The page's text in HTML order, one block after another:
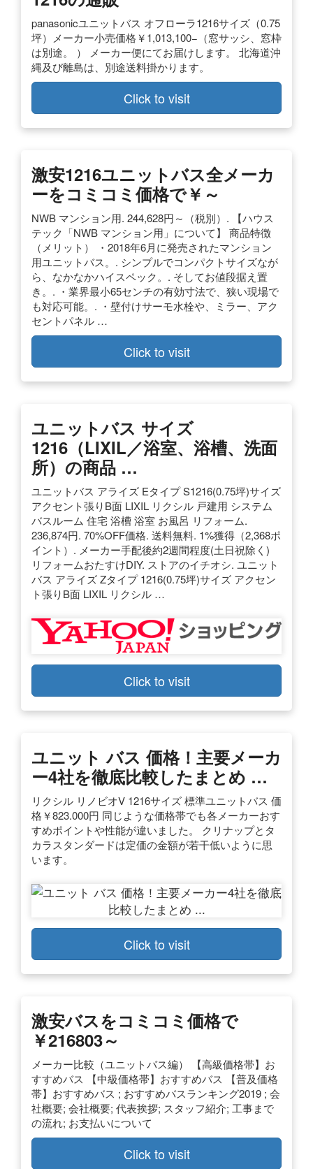
panasonicユニットバス オフローラ1216サイズ（0.75
坪）メーカー小売価格￥1,013,100−（窓サッシ、窓枠
は別途。 ） メーカー便にてお届けします。 北海道沖
縄及び離島は、別途送料掛かります。
Click to visit
激安1216ユニットバス全メーカ
ーをコミコミ価格で￥～
NWB マンション用. 244,628円～（税別）. 【ハウス
テック「NWB マンション用」について】 商品特徴
（メリット） ・2018年6月に発売されたマンション
用ユニットバス。. シンプルでコンパクトサイズなが
ら、なかなかハイスペック。. そしてお値段据え置
き。. ・業界最小65センチの有効寸法で、狭い現場で
も対応可能。. ・壁付けサーモ水栓や、ミラー、アク
セントパネル …
Click to visit
ユニットバス サイズ
1216（LIXIL／浴室、浴槽、洗面
所）の商品 …
ユニットバス アライズ Eタイプ S1216(0.75坪)サイズ
アクセント張りB面 LIXIL リクシル 戸建用 システム
バスルーム 住宅 浴槽 浴室 お風呂 リフォーム.
236,874円. 70%OFF価格. 送料無料. 1%獲得（2,368ポ
イント）. メーカー手配後約2週間程度(土日祝除く)
リフォームおたすけDIY. ストアのイチオシ. ユニット
バス アライズ Zタイプ 1216(0.75坪)サイズ アクセン
ト張りB面 LIXIL リクシル …
Click to visit
ユニット バス 価格！主要メーカ
ー4社を徹底比較したまとめ …
リクシル リノビオV 1216サイズ 標準ユニットバス 価
格￥823.000円 同じような価格帯でも各メーカーおす
すめポイントや性能が違いました。 クリナップとタ
カラスタンダードは定価の金額が若干低いように思
います。
Click to visit
激安バスをコミコミ価格で
￥216803～
メーカー比較（ユニットバス編） 【高級価格帯】お
すすめバス 【中級価格帯】おすすめバス 【普及価格
帯】おすすめバス ; おすすめバスランキング2019 ; 会
社概要; 会社概要; 代表挨拶; スタッフ紹介; 工事まで
の流れ; お支払いについて
Click to visit